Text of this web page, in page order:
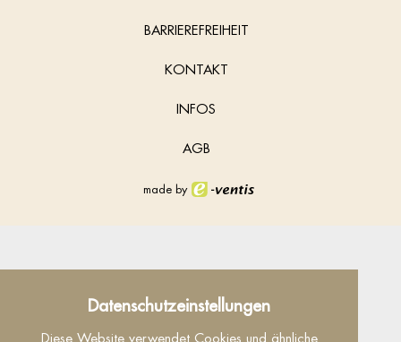
Datenschutzeinstellungen
Diese Website verwendet Cookies und ähnliche
BARRIEREFREIHEIT
KONTAKT
INFOS
AGB
made by
Datenschutz
Dieser Inhalt ist nur sichtbar wenn Sie Cookies